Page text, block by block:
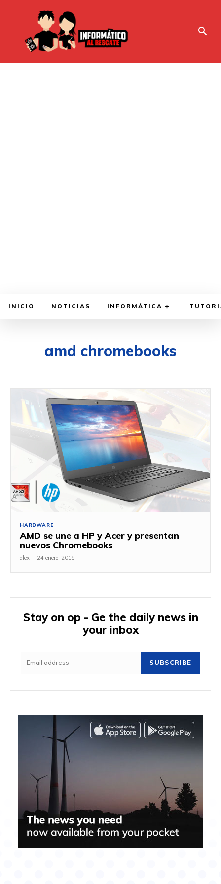
INICIO NOTICIAS INFORMÁTICA
amd chromebooks
HARDWARE
AMD se une a HP y Acer y presentan
nuevos Chromebooks
alex - 24 enero, 2019
Stay on op - Ge the daily news in
your inbox
SUBSCRIBE